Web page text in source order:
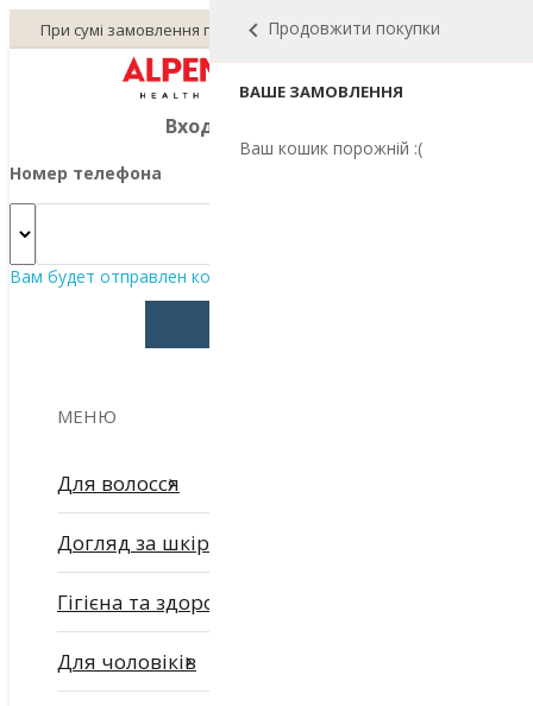
При сумі замовлення понад 1500 грн - доставка безкоштовна!
Продовжити покупки
ВАШЕ ЗАМОВЛЕННЯ
Ваш кошик порожній :(
Вход по телефону
Номер телефона
Вам будет отправлен код подтверждения
МЕНЮ
Для волосся
Догляд за шкірою
Гігієна та здоров'я
Для чоловіків